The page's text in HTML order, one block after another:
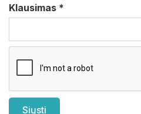
Klausimas *